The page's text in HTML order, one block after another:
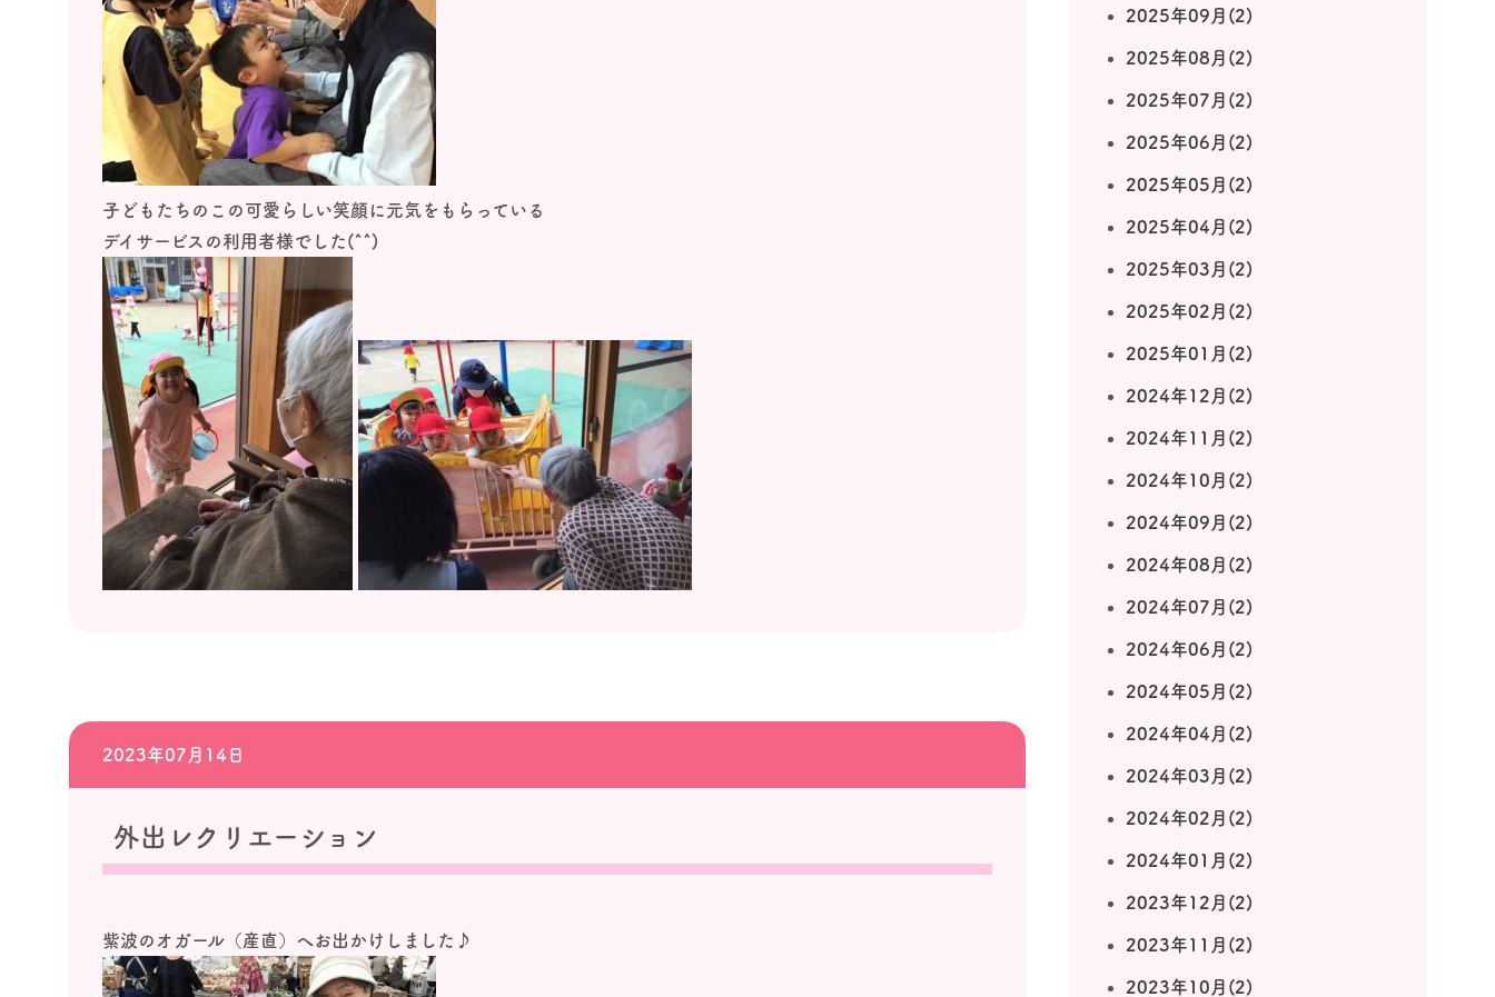
子どもたちのこの可愛らしい笑顔に元気をもらっている
デイサービスの利用者様でした(^^)
2023年07月14日
外出レクリエーション
紫波のオガール （産直） へお出かけしました♪
2025年09月(2)
2025年08月(2)
2025年07月(2)
2025年06月(2)
2025年05月(2)
2025年04月(2)
2025年03月(2)
2025年02月(2)
2025年01月(2)
2024年12月(2)
2024年11月(2)
2024年10月(2)
2024年09月(2)
2024年08月(2)
2024年07月(2)
2024年06月(2)
2024年05月(2)
2024年04月(2)
2024年03月(2)
2024年02月(2)
2024年01月(2)
2023年12月(2)
2023年11月(2)
2023年10月(2)